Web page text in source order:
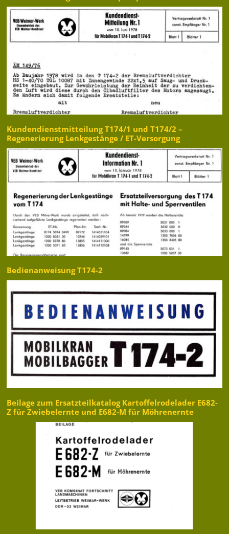
Kundendienstmitteilung T174/1 und T174/2 –
Regenerierung Lenkgestänge / ET-Versorgung
Bedienanweisung T174-2
Beilage zum Ersatzteilkatalog Kartoffelrodelader E682-
Z für Zwiebelernte und E682-M für Möhrenernte